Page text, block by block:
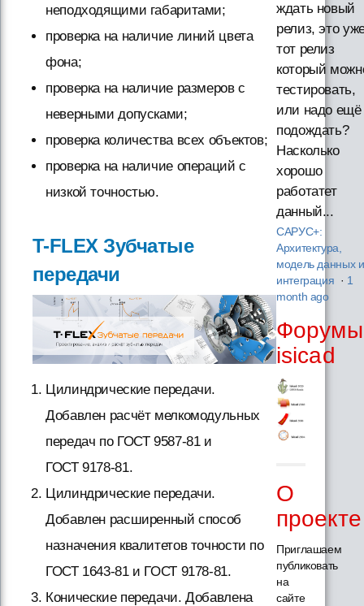
неподходящими габаритами;
проверка на наличие линий цвета
фона;
проверка на наличие размеров с
неверными допусками;
проверка количества всех объектов;
проверка на наличие операций с
низкой точностью.
T-FLEX Зубчатые
передачи
Цилиндрические передачи.
Добавлен расчёт мелкомодульных
передач по ГОСТ 9587-81 и
ГОСТ 9178-81.
Цилиндрические передачи.
Добавлен расширенный способ
назначения квалитетов точности по
ГОСТ 1643-81 и ГОСТ 9178-81.
Конические передачи. Добавлена
ждать новый
релиз, это
тот релиз
который
тестировать,
или надо ещё
подождать?
Насколько
хорошо
работатет
данный...
САРУС+:
Архитектура,
модель данных и
интеграция · 1
month ago
Форумы
isicad
О
проекте
Приглашаем
публиковать
на
сайте